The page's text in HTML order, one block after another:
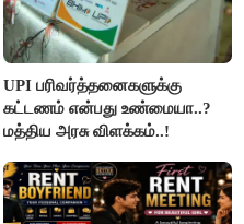
UPI பரிவர்த்தனைகளுக்கு
கட்டணம் என்பது உண்மையா..?
மத்திய அரசு விளக்கம்..!